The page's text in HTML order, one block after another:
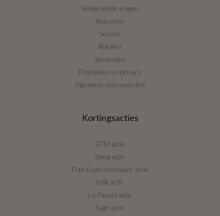
Veelgestelde vragen
Retouren
Service
Betalen
Verzenden
Disclaimer en privacy
Algemene voorwaarden
Kortingsacties
ECM actie
Smeg actie
Flair Espressomaker actie
Lelit actie
La Pavoni actie
Sage actie